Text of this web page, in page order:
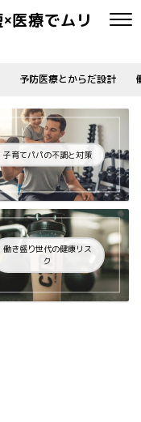
医療でムリ
予防医療とからだ設計
子育てパパの不調と対策
働き盛り世代の健康リス
ク